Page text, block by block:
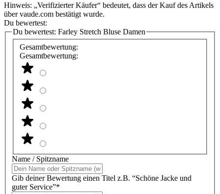
Hinweis: „Verifizierter Käufer“ bedeutet, dass der Kauf des Artikels
über vaude.com bestätigt wurde.
Du bewertest:
Du bewertest: Farley Stretch Bluse Damen
Gesamtbewertung:
Gesamtbewertung:
Name / Spitzname
Gib deiner Bewertung einen Titel z.B. “Schöne Jacke und
guter Service”*